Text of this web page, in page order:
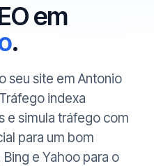
em
.
seu site em Antonio
indexa
e simula tráfego com
para um bom
e Yahoo para o